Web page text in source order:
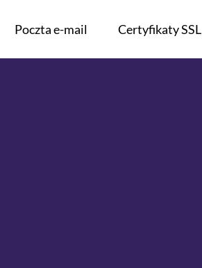
Poczta e-mail Certyfikaty SSL